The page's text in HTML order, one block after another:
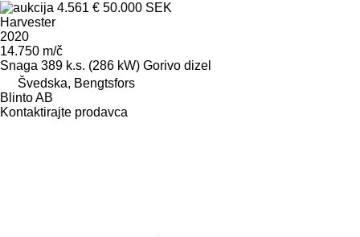
4.561 € 50.000 SEK
Harvester
2020
14.750 m/č
Snaga 389 k.s. (286 kW) Gorivo dizel
Švedska, Bengtsfors
Blinto AB
Kontaktirajte prodavca